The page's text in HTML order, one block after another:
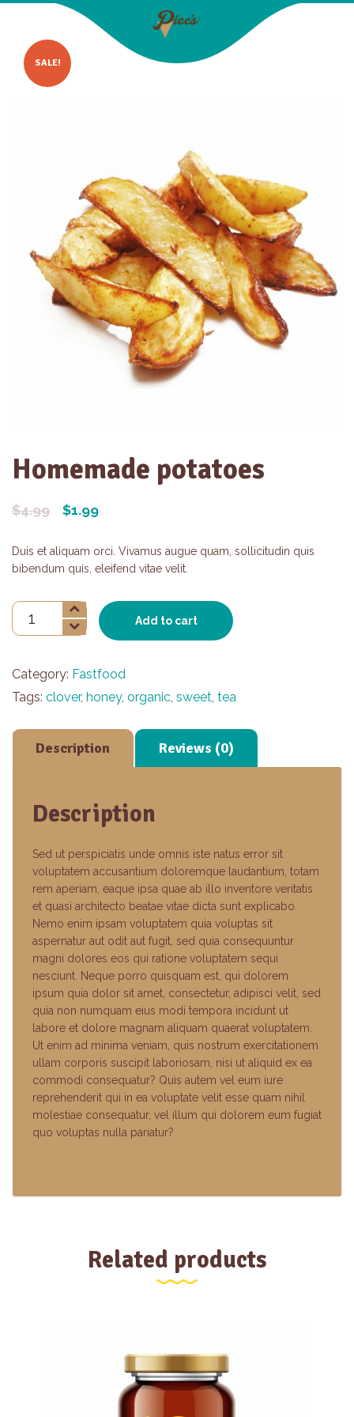
SALE!
Homemade potatoes
$4.99 $1.99
Duis et aliquam orci. Vivamus augue quam, sollicitudin quis
bibendum quis, eleifend vitae velit.
Homemade
potatoes
Add to cart
Category: Fastfood
Tags: clover, honey, organic, sweet, tea
Description Reviews (0)
Description
Sed ut perspiciatis unde omnis iste natus error sit
voluptatem accusantium doloremque laudantium, totam
rem aperiam, eaque ipsa quae ab illo inventore veritatis
et quasi architecto beatae vitae dicta sunt explicabo.
Nemo enim ipsam voluptatem quia voluptas sit
aspernatur aut odit aut fugit, sed quia consequuntur
magni dolores eos qui ratione voluptatem sequi
nesciunt. Neque porro quisquam est, qui dolorem
ipsum quia dolor sit amet, consectetur, adipisci velit, sed
quia non numquam eius modi tempora incidunt ut
labore et dolore magnam aliquam quaerat voluptatem.
Ut enim ad minima veniam, quis nostrum exercitationem
ullam corporis suscipit laboriosam, nisi ut aliquid ex ea
commodi consequatur? Quis autem vel eum iure
reprehenderit qui in ea voluptate velit esse quam nihil
molestiae consequatur, vel illum qui dolorem eum fugiat
quo voluptas nulla pariatur?
Related products